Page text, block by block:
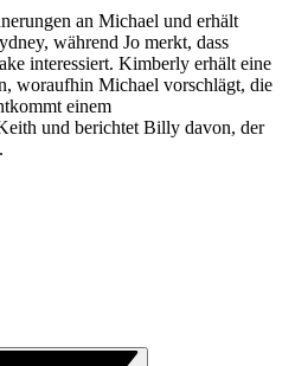
an Michael und erhält
während Jo merkt, dass
interessiert. Kimberly erhält eine
woraufhin Michael vorschlägt, die
einem
und berichtet Billy davon, der